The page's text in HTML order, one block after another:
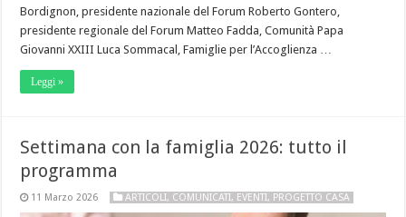
Bordignon, presidente nazionale del Forum Roberto Gontero,
presidente regionale del Forum Matteo Fadda, Comunità Papa
Giovanni XXIII Luca Sommacal, Famiglie per l’Accoglienza …
Leggi »
Settimana con la famiglia 2026: tutto il
programma
11 Marzo 2026 ARTICOLI, COMUNICATI, EVENTI, PROGETTO CASA